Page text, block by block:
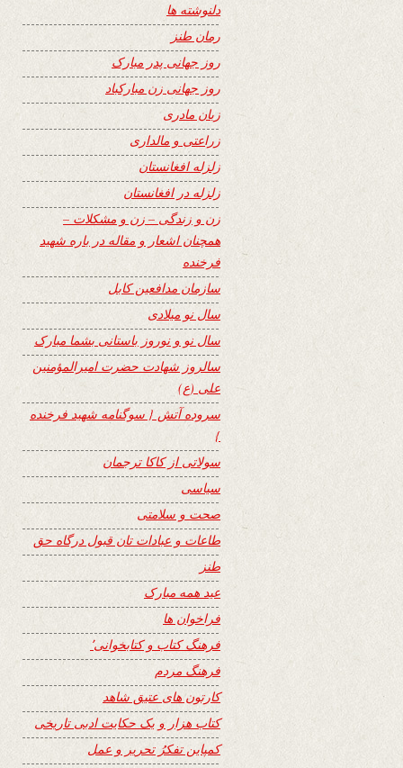
دلنوشته ها
رمان طنز
روز جهانی پدر مبارک
روز جهانی زن مبارکباد
زبان مادری
زراعتی و مالداری
زلزله افغانستان
زلزله در افغانستان
زن و زندگی – زن و مشکلات –
همچنان اشعار و مقاله در باره شهید
فرخنده
سازمان مدافعین کابل
سال نو میلادی
سال نو و نوروز باستانی بشما مبارک
سالروز شهادت حضرت امیرالمؤمنین
علی (ع)
سروده آتش { سوگنامه شهید فرخنده
}
سولاتی از کاکا ترجمان
سیاسی
صحت و سلامتی
طاعات و عبادات تان قبول درگاه حق
طنز
عید همه مبارک
فراخوان ها
فرهنگ کتاب و کتابخوانی٬
فرهنگ مردم
کارتون های عتیق شاهد
کتاب هزار و یک حکایت ادبی تاریخی
کمپاین تفکرُ تحریر و عمل